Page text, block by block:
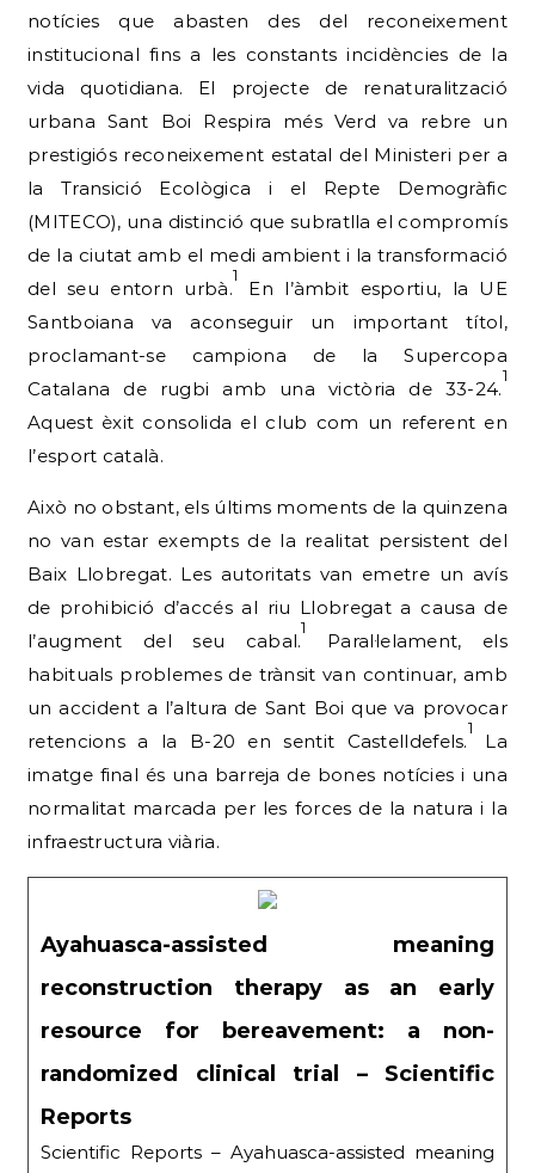
notícies que abasten des del reconeixement
institucional fins a les constants incidències de la
vida quotidiana. El projecte de renaturalització
urbana Sant Boi Respira més Verd va rebre un
prestigiós reconeixement estatal del Ministeri per a
la Transició Ecològica i el Repte Demogràfic
(MITECO), una distinció que subratlla el compromís
de la ciutat amb el medi ambient i la transformació
del seu entorn urbà.
1
En l’àmbit esportiu, la UE
Santboiana va aconseguir un important títol,
proclamant-se campiona de la Supercopa
Catalana de rugbi amb una victòria de 33-24.
1
Aquest èxit consolida el club com un referent en
l’esport català.
Això no obstant, els últims moments de la quinzena
no van estar exempts de la realitat persistent del
Baix Llobregat. Les autoritats van emetre un avís
de prohibició d’accés al riu Llobregat a causa de
l’augment del seu cabal.
1
Paral·lelament, els
habituals problemes de trànsit van continuar, amb
un accident a l’altura de Sant Boi que va provocar
retencions a la B-20 en sentit Castelldefels.
1
La
imatge final és una barreja de bones notícies i una
normalitat marcada per les forces de la natura i la
infraestructura viària.
Ayahuasca-assisted meaning
reconstruction therapy as an early
resource for bereavement: a non-
randomized clinical trial – Scientific
Reports
Scientific Reports – Ayahuasca-assisted meaning